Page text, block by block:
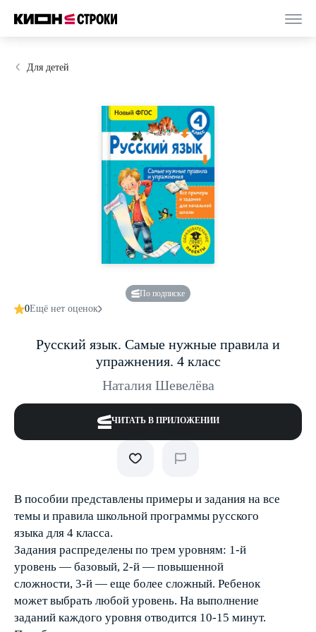
Для детей
По подписке
0Ещё нет оценок
Русский язык. Самые нужные правила и
упражнения. 4 класс
Наталия Шевелёва
ЧИТАТЬ В ПРИЛОЖЕНИИ
В пособии представлены примеры и задания на все
темы и правила школьной программы русского
языка для 4 класса.
Задания распределены по трем уровням: 1-й
уровень — базовый, 2-й — повышенной
сложности, 3-й — еще более сложный. Ребенок
может выбрать любой уровень. На выполнение
заданий каждого уровня отводится 10-15 минут.